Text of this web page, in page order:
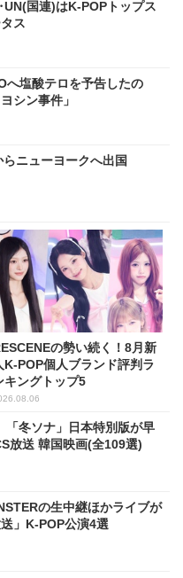
国連)はK-POPトップス
ス
へ塩酸テロを予告したの
シン事件」
ニューヨークへ出国
の勢い続く！8月新
K-POP個人ブランド評判ラ
キングトップ5
「冬ソナ」日本特別版が早
放送 韓国映画(全109選)
の生中継ほかライブが
」K-POP公演4選